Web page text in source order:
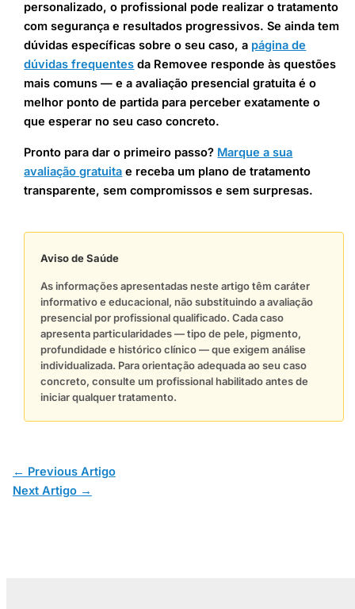
personalizado, o profissional pode realizar o tratamento
com segurança e resultados progressivos. Se ainda tem
dúvidas específicas sobre o seu caso, a página de
dúvidas frequentes da Removee responde às questões
mais comuns — e a avaliação presencial gratuita é o
melhor ponto de partida para perceber exatamente o
que esperar no seu caso concreto.
Pronto para dar o primeiro passo? Marque a sua
avaliação gratuita e receba um plano de tratamento
transparente, sem compromissos e sem surpresas.
Aviso de Saúde
As informações apresentadas neste artigo têm caráter
informativo e educacional, não substituindo a avaliação
presencial por profissional qualificado. Cada caso
apresenta particularidades — tipo de pele, pigmento,
profundidade e histórico clínico — que exigem análise
individualizada. Para orientação adequada ao seu caso
concreto, consulte um profissional habilitado antes de
iniciar qualquer tratamento.
← Previous Artigo
Next Artigo →